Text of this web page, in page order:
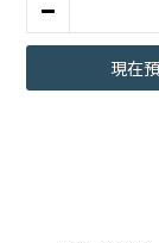
現在